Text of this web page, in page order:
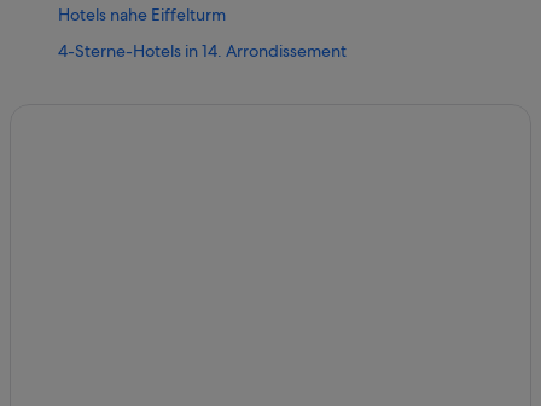
Hotels nahe Eiffelturm
4-Sterne-Hotels in 14. Arrondissement